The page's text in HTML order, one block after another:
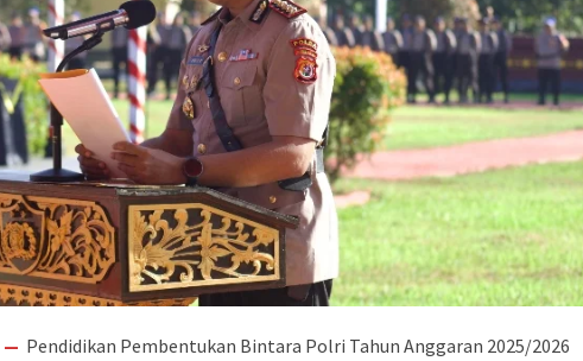
— Pendidikan Pembentukan Bintara Polri Tahun Anggaran 2025/2026